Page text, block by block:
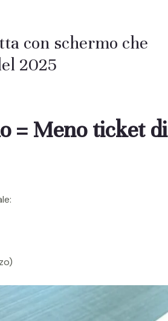
con schermo che
2025
= Meno ticket di